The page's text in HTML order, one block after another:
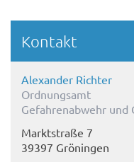
Kontakt
Alexander Richter
Ordnungsamt
Gefahrenabwehr und
Marktstraße 7
39397 Gröningen